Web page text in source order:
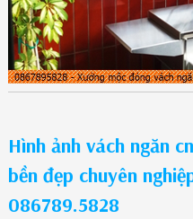
Hình ảnh vách ngăn
bền đẹp chuyên
086789.5828